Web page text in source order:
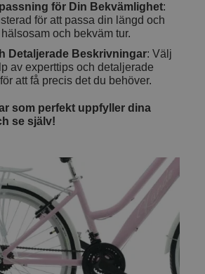
för Din Bekvämlighet:
för att passa din längd och
och bekväm tur.
Detaljerade Beskrivningar: Välj
av experttips och detaljerade
att få precis det du behöver.
som perfekt uppfyller dina
se själv!